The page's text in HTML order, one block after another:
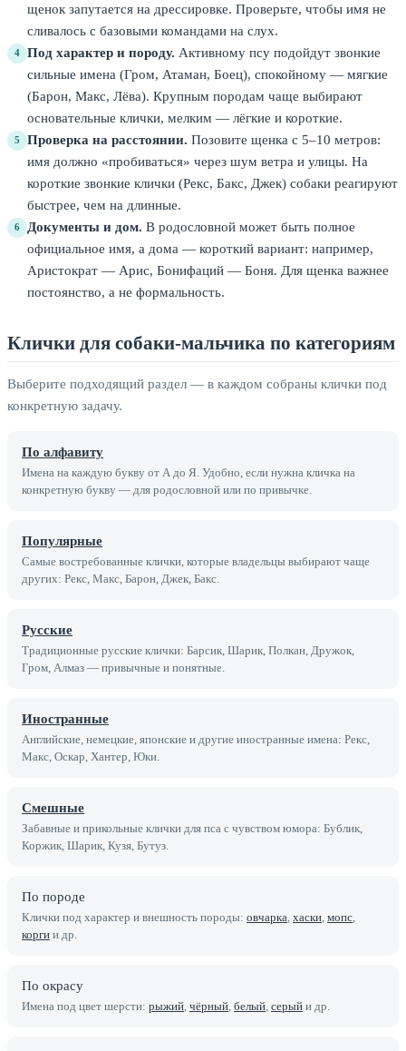
щенок запутается на дрессировке. Проверьте, чтобы имя не
сливалось с базовыми командами на слух.
4 Под характер и породу. Активному псу подойдут звонкие
сильные имена (Гром, Атаман, Боец), спокойному — мягкие
(Барон, Макс, Лёва). Крупным породам чаще выбирают
основательные клички, мелким — лёгкие и короткие.
5 Проверка на расстоянии. Позовите щенка с 5–10 метров:
имя должно «пробиваться» через шум ветра и улицы. На
короткие звонкие клички (Рекс, Бакс, Джек) собаки реагируют
быстрее, чем на длинные.
6 Документы и дом. В родословной может быть полное
официальное имя, а дома — короткий вариант: например,
Аристократ — Арис, Бонифаций — Боня. Для щенка важнее
постоянство, а не формальность.
Клички для собаки-мальчика по категориям
Выберите подходящий раздел — в каждом собраны клички под
конкретную задачу.
По алфавиту
Имена на каждую букву от А до Я. Удобно, если нужна кличка на
конкретную букву — для родословной или по привычке.
Популярные
Самые востребованные клички, которые владельцы выбирают чаще
других: Рекс, Макс, Барон, Джек, Бакс.
Русские
Традиционные русские клички: Барсик, Шарик, Полкан, Дружок,
Гром, Алмаз — привычные и понятные.
Иностранные
Английские, немецкие, японские и другие иностранные имена: Рекс,
Макс, Оскар, Хантер, Юки.
Смешные
Забавные и прикольные клички для пса с чувством юмора: Бублик,
Коржик, Шарик, Кузя, Бутуз.
По породе
Клички под характер и внешность породы: овчарка хаски мопс
корги и др.
По окрасу
Имена под цвет шерсти: рыжий чёрный белый серый и др.